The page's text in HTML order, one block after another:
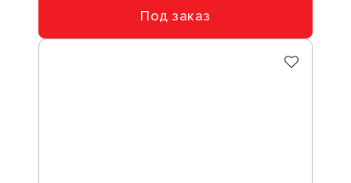
Под заказ